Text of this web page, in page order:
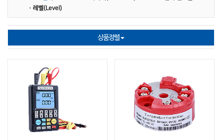
제품사양서
SUPMEA
· 레벨(Level)
상품정렬